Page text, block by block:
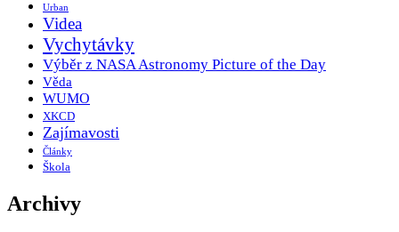
Urban
Videa
Vychytávky
Výběr z NASA Astronomy Picture of the Day
Věda
WUMO
XKCD
Zajímavosti
Články
Škola
Archivy